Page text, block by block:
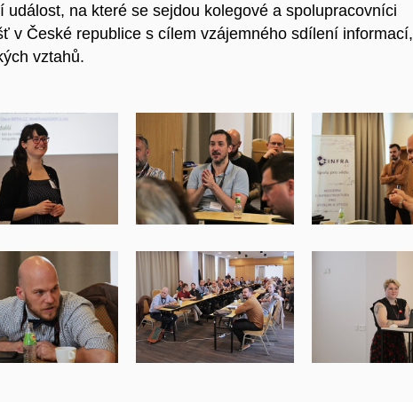
událost, na které se sejdou kolegové a spolupracovníci
v České republice s cílem vzájemného sdílení informací,
vztahů.